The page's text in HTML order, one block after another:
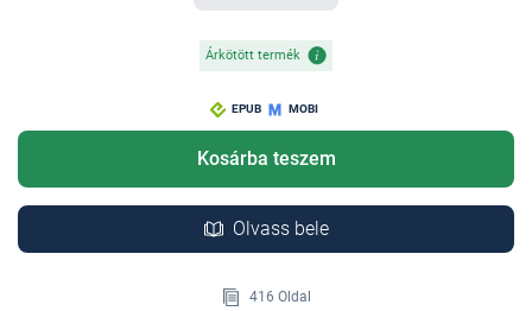
Árkötött termék
EPUB MOBI
Kosárba teszem
Olvass bele
416 Oldal